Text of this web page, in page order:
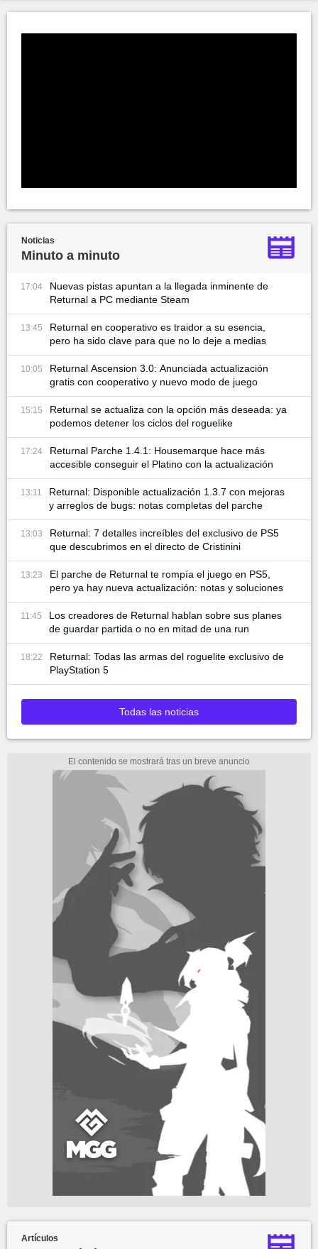
Noticias
Minuto a minuto
17:04
Nuevas pistas apuntan a la llegada inminente de
Returnal a PC mediante Steam
13:45
Returnal en cooperativo es traidor a su esencia,
pero ha sido clave para que no lo deje a medias
10:05
Returnal Ascension 3.0: Anunciada actualización
gratis con cooperativo y nuevo modo de juego
15:15
Returnal se actualiza con la opción más deseada: ya
podemos detener los ciclos del roguelike
17:24
Returnal Parche 1.4.1: Housemarque hace más
accesible conseguir el Platino con la actualización
13:11
Returnal: Disponible actualización 1.3.7 con mejoras
y arreglos de bugs: notas completas del parche
13:03
Returnal: 7 detalles increíbles del exclusivo de PS5
que descubrimos en el directo de Cristinini
13:23
El parche de Returnal te rompía el juego en PS5,
pero ya hay nueva actualización: notas y soluciones
11:45
Los creadores de Returnal hablan sobre sus planes
de guardar partida o no en mitad de una run
18:22
Returnal: Todas las armas del roguelite exclusivo de
PlayStation 5
Todas las noticias
Artículos